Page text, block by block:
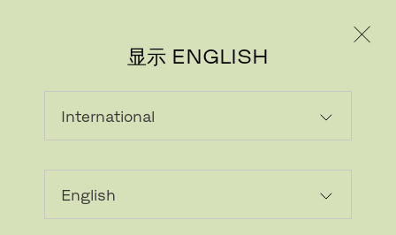
显示 ENGLISH